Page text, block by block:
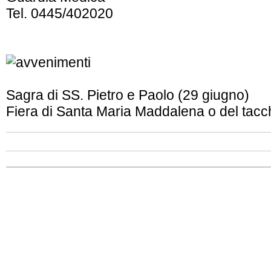
Tel. 0445/402020
Sagra di SS. Pietro e Paolo (29 giugno)
Fiera di Santa Maria Maddalena o del